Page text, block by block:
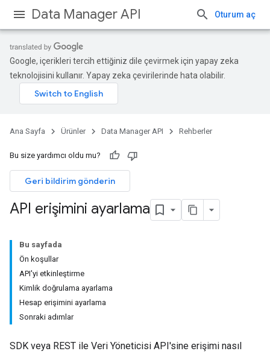
Data Manager API Oturum aç
Google, içerikleri tercih ettiğiniz dile çevirmek için yapay zeka
teknolojisini kullanır. Yapay zeka çevirilerinde hata olabilir.
Ana Sayfa Ürünler Data Manager API Rehberler
Bu size yardımcı oldu mu?
Geri bildirim gönderin
API erişimini ayarlama
Bu sayfada
Ön koşullar
API'yi etkinleştirme
Kimlik doğrulama ayarlama
Hesap erişimini ayarlama
Sonraki adımlar
SDK veya REST ile Veri Yöneticisi API'sine erişimi nasıl